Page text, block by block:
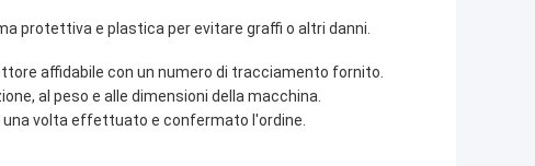
protettiva e plastica per evitare graffi o altri danni.
affidabile con un numero di tracciamento fornito.
al peso e alle dimensioni della macchina.
una volta effettuato e confermato l'ordine.